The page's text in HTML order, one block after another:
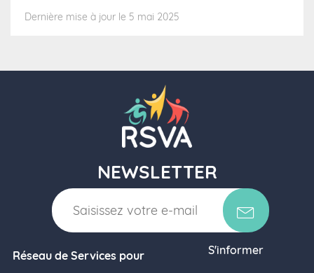
Dernière mise à jour le 5 mai 2025
NEWSLETTER
Réseau de Services pour
S'informer